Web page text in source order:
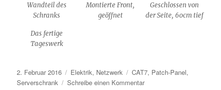
Wandteil des
Schranks
Montierte Front,
geöffnet
Geschlossen von
der Seite, 60cm tief
Das fertige
Tageswerk
Veröffentlicht
am
2. Februar 2016 Kategorien
Elektrik, Netzwerk Schlagwörter
CAT7, Patch-Panel,
Serverschrank
Schreibe einen Kommentarzu